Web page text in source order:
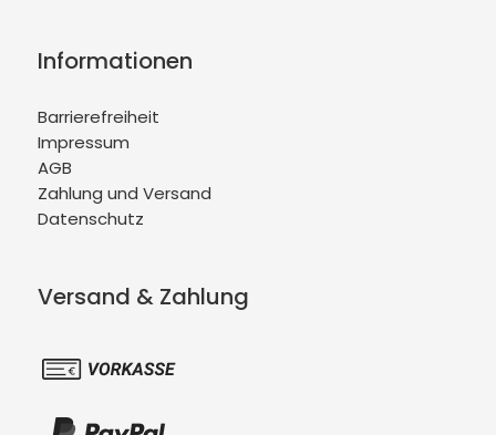
Informationen
Barrierefreiheit
Impressum
AGB
Zahlung und Versand
Datenschutz
Versand & Zahlung